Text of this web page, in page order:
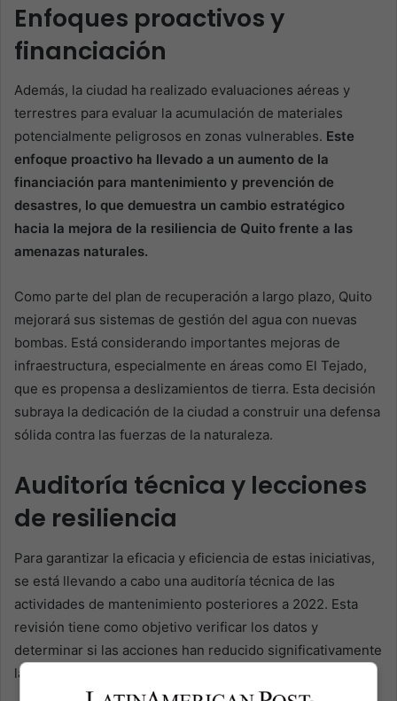
Enfoques proactivos y
financiación
Además, la ciudad ha realizado evaluaciones aéreas y
terrestres para evaluar la acumulación de materiales
potencialmente peligrosos en zonas vulnerables. Este
enfoque proactivo ha llevado a un aumento de la
financiación para mantenimiento y prevención de
desastres, lo que demuestra un cambio estratégico
hacia la mejora de la resiliencia de Quito frente a las
amenazas naturales.
Como parte del plan de recuperación a largo plazo, Quito
mejorará sus sistemas de gestión del agua con nuevas
bombas. Está considerando importantes mejoras de
infraestructura, especialmente en áreas como El Tejado,
que es propensa a deslizamientos de tierra. Esta decisión
subraya la dedicación de la ciudad a construir una defensa
sólida contra las fuerzas de la naturaleza.
Auditoría técnica y lecciones
de resiliencia
Para garantizar la eficacia y eficiencia de estas iniciativas,
se está llevando a cabo una auditoría técnica de las
actividades de mantenimiento posteriores a 2022. Esta
revisión tiene como objetivo verificar los datos y
determinar si las acciones han reducido significativamente
la vulnerabilidad de la ciudad a este tipo de desastres.